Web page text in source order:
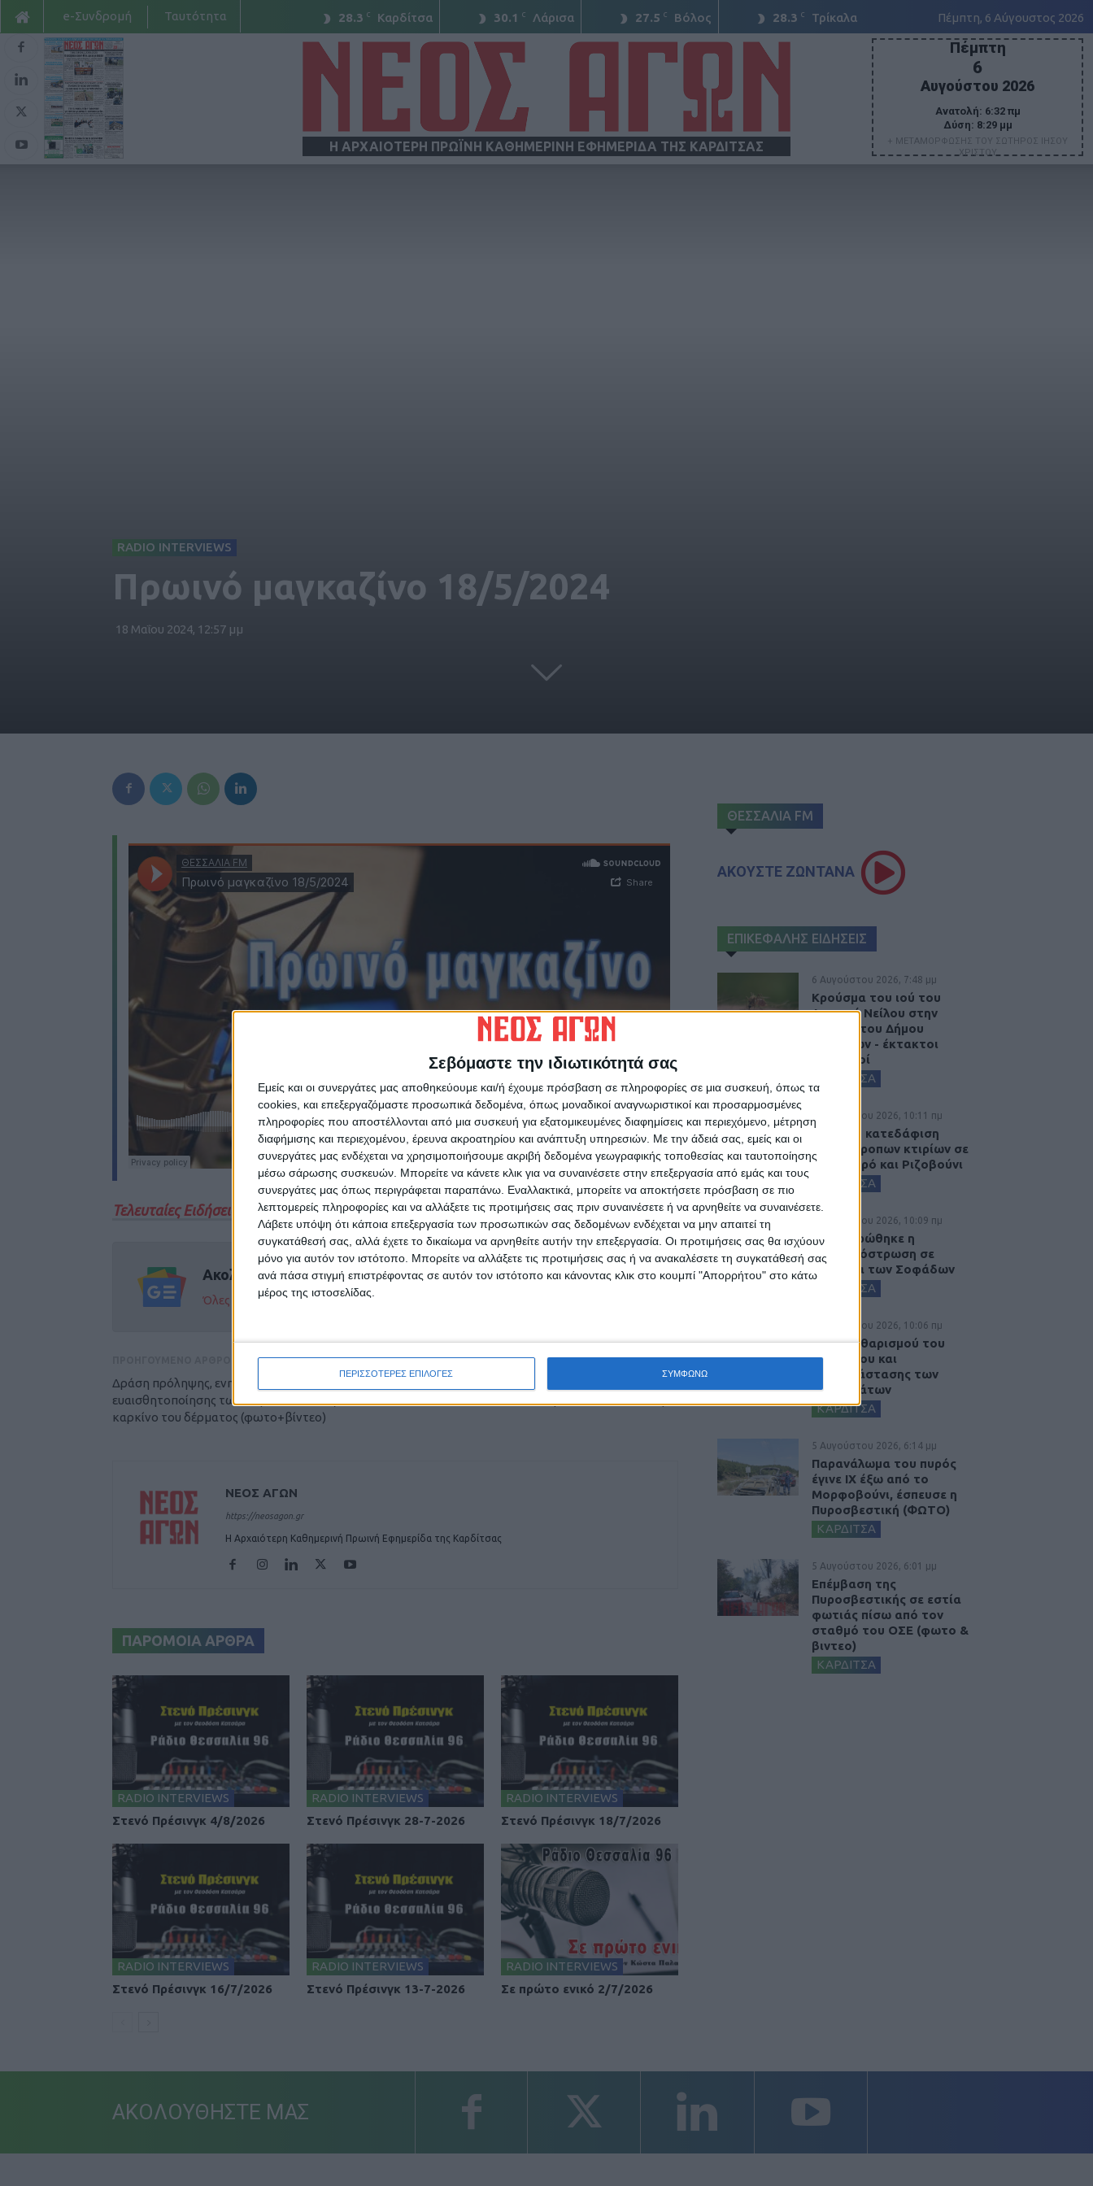
Σεβόμαστε την ιδιωτικότητά σας
Εμείς και οι συνεργάτες μας αποθηκεύουμε και/ή έχουμε πρόσβαση σε πληροφορίες σε μια συσκευή, όπως τα
cookies, και επεξεργαζόμαστε προσωπικά δεδομένα, όπως μοναδικοί αναγνωριστικοί και προσαρμοσμένες
πληροφορίες που αποστέλλονται από μια συσκευή για εξατομικευμένες διαφημίσεις και περιεχόμενο, μέτρηση
διαφήμισης και περιεχομένου, έρευνα ακροατηρίου και ανάπτυξη υπηρεσιών. Με την άδειά σας, εμείς και οι
συνεργάτες μας ενδέχεται να χρησιμοποιήσουμε ακριβή δεδομένα γεωγραφικής τοποθεσίας και ταυτοποίησης
μέσω σάρωσης συσκευών. Μπορείτε να κάνετε κλικ για να συναινέσετε στην επεξεργασία από εμάς και τους
συνεργάτες μας όπως περιγράφεται παραπάνω. Εναλλακτικά, μπορείτε να αποκτήσετε πρόσβαση σε πιο
λεπτομερείς πληροφορίες και να αλλάξετε τις προτιμήσεις σας πριν συναινέσετε ή να αρνηθείτε να συναινέσετε.
Λάβετε υπόψη ότι κάποια επεξεργασία των προσωπικών σας δεδομένων ενδέχεται να μην απαιτεί τη
συγκατάθεσή σας, αλλά έχετε το δικαίωμα να αρνηθείτε αυτήν την επεξεργασία. Οι προτιμήσεις σας θα ισχύουν
μόνο για αυτόν τον ιστότοπο. Μπορείτε να αλλάξετε τις προτιμήσεις σας ή να ανακαλέσετε τη συγκατάθεσή σας
ανά πάσα στιγμή επιστρέφοντας σε αυτόν τον ιστότοπο και κάνοντας κλικ στο κουμπί "Απορρήτου" στο κάτω
μέρος της ιστοσελίδας.
ΠΕΡΙΣΣΟΤΕΡΕΣ ΕΠΙΛΟΓΕΣ ΣΥΜΦΩΝΩ
28.3 C Καρδίτσα 30.1 C Λάρισα 27.5 C Βόλος 28.3 C Τρίκαλα Πέμπτη, 6 Αύγουστος 2026
e-Συνδρομή Ταυτότητα
Η ΑΡΧΑΙΟΤΕΡΗ ΠΡΩΪΝΗ ΚΑΘΗΜΕΡΙΝΗ ΕΦΗΜΕΡΙΔΑ ΤΗΣ ΚΑΡΔΙΤΣΑΣ
Πέμπτη
6
Αυγούστου 2026
Ανατολή: 6:32 πμ
Δύση: 8:29 μμ
+ ΜΕΤΑΜΟΡΦΩΣΗΣ ΤΟΥ ΣΩΤΗΡΟΣ ΙΗΣΟΥ
ΧΡΙΣΤΟΥ
RADIO INTERVIEWS
Πρωινό μαγκαζίνο 18/5/2024
18 Μαΐου 2024, 12:57 μμ
Τελευταίες Ειδήσεις Σήμερα
Ακολούθησε την εφημερίδα ΝΕΟΣ ΑΓΩΝ στο Google News!
Όλες οι εξελίξεις στην περιοχή της Καρδίτσας και ευρύτερα της Θεσσαλίας
Δράση πρόληψης, ενημέρωσης και
ευαισθητοποίησης των Καρδιτσιωτών για τον
καρκίνο του δέρματος (φωτο+βίντεο)
ΕΠΟΜΕΝΟ ΑΡΘΡΟ
ΝΕΟΣ ΑΓΩΝ
https://neosagon.gr
Η Αρχαιότερη Καθημερινή Πρωινή Εφημερίδα της Καρδίτσας
ΠΑΡΟΜΟΙΑ ΑΡΘΡΑ
RADIO INTERVIEWS
Στενό Πρέσινγκ 4/8/2026
RADIO INTERVIEWS
Στενό Πρέσινγκ 28-7-2026
RADIO INTERVIEWS
Στενό Πρέσινγκ 18/7/2026
RADIO INTERVIEWS
Στενό Πρέσινγκ 16/7/2026
RADIO INTERVIEWS
Στενό Πρέσινγκ 13-7-2026
RADIO INTERVIEWS
Σε πρώτο ενικό 2/7/2026
ΘΕΣΣΑΛΙΑ FM
ΑΚΟΥΣΤΕ ΖΩΝΤΑΝΑ
ΕΠΙΚΕΦΑΛΗΣ ΕΙΔΗΣΕΙΣ
6 Αυγούστου 2026, 7:48 μμ
Κρούσμα του ιού του
Δυτικού Νείλου στην
Κυψέλη του Δήμου
Σοφάδων - έκτακτοι
ψεκασμοί
ΚΑΡΔΙΤΣΑ
6 Αυγούστου 2026, 10:11 πμ
Ξεκινά η κατεδάφιση
ετοιμόρροπων κτιρίων σε
Αγναντερό και Ριζοβούνι
ΚΑΡΔΙΤΣΑ
6 Αυγούστου 2026, 10:09 πμ
Ολοκληρώθηκε η
ασφαλτόστρωση σε
τμήματα των Σοφάδων
ΚΑΡΔΙΤΣΑ
6 Αυγούστου 2026, 10:06 πμ
Έργο καθαρισμού του
Ρογόζινου και
αποκατάστασης των
αναχωμάτων
ΚΑΡΔΙΤΣΑ
5 Αυγούστου 2026, 6:14 μμ
Παρανάλωμα του πυρός
έγινε ΙΧ έξω από το
Μορφοβούνι, έσπευσε η
Πυροσβεστική (ΦΩΤΟ)
ΚΑΡΔΙΤΣΑ
5 Αυγούστου 2026, 6:01 μμ
Επέμβαση της
Πυροσβεστικής σε εστία
φωτιάς πίσω από τον
σταθμό του ΟΣΕ (φωτο &
βιντεο)
ΚΑΡΔΙΤΣΑ
ΑΚΟΛΟΥΘΗΣΤΕ ΜΑΣ